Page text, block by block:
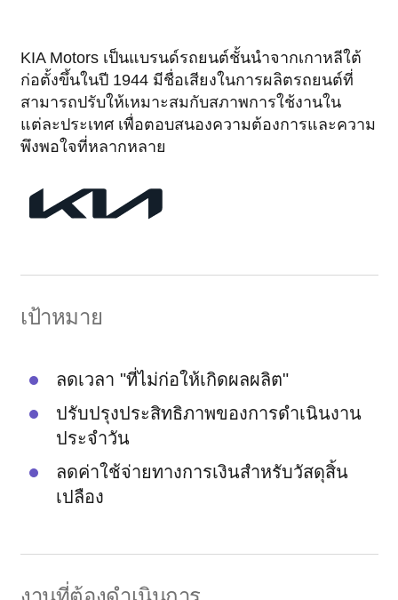
KIA Motors เป็นแบรนด์รถยนต์ชั้นนำจากเกาหลีใต้
ก่อตั้งขึ้นในปี 1944 มีชื่อเสียงในการผลิตรถยนต์ที่
สามารถปรับให้เหมาะสมกับสภาพการใช้งานใน
แต่ละประเทศ เพื่อตอบสนองความต้องการและความ
พึงพอใจที่หลากหลาย
เป้าหมาย
ลดเวลา "ที่ไม่ก่อให้เกิดผลผลิต"
ปรับปรุงประสิทธิภาพของการดำเนินงาน
ประจำวัน
ลดค่าใช้จ่ายทางการเงินสำหรับวัสดุสิ้น
เปลือง